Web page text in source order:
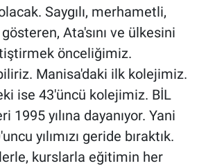
Saygılı, merhametli,
Ata'sını ve ülkesini
önceliğimiz.
Manisa'daki ilk kolejimiz.
ise 43'üncü kolejimiz. BİL
1995 yılına dayanıyor. Yani
yılımızı geride bıraktık.
kurslarla eğitimin her